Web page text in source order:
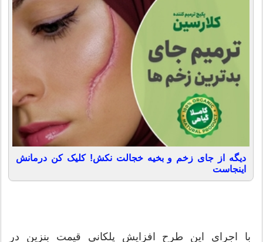
دیگه از جای زخم و بخیه خجالت نکش! کلیک کن درمانش
اینجاست
با اجرای این طرح افزایش پلکانی قیمت بنزین در